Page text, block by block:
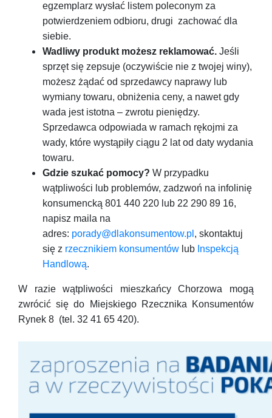
egzemplarz wysłać listem poleconym za
potwierdzeniem odbioru, drugi zachować dla
siebie.
Wadliwy produkt możesz reklamować. Jeśli
sprzęt się zepsuje (oczywiście nie z twojej winy),
możesz żądać od sprzedawcy naprawy lub
wymiany towaru, obniżenia ceny, a nawet gdy
wada jest istotna – zwrotu pieniędzy.
Sprzedawca odpowiada w ramach rękojmi za
wady, które wystąpiły ciągu 2 lat od daty wydania
towaru.
Gdzie szukać pomocy? W przypadku
wątpliwości lub problemów, zadzwoń na infolinię
konsumencką 801 440 220 lub 22 290 89 16,
napisz maila na
adres: porady@dlakonsumentow.pl , skontaktuj
się z rzecznikiem konsumentów lub Inspekcją
Handlową.
W razie wątpliwości mieszkańcy Chorzowa mogą
zwrócić się do Miejskiego Rzecznika Konsumentów
Rynek 8 (tel. 32 41 65 420).